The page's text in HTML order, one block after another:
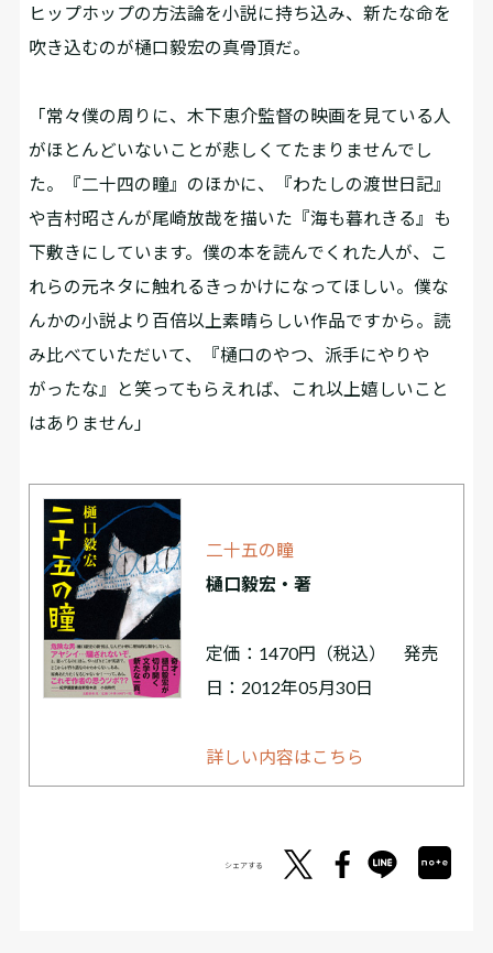
ヒップホップの方法論を小説に持ち込み、新たな命を
吹き込むのが樋口毅宏の真骨頂だ。
「常々僕の周りに、木下恵介監督の映画を見ている人
がほとんどいないことが悲しくてたまりませんでし
た。『二十四の瞳』のほかに、『わたしの渡世日記』
や吉村昭さんが尾崎放哉を描いた『海も暮れきる』も
下敷きにしています。僕の本を読んでくれた人が、こ
れらの元ネタに触れるきっかけになってほしい。僕な
んかの小説より百倍以上素晴らしい作品ですから。読
み比べていただいて、『樋口のやつ、派手にやりや
がったな』と笑ってもらえれば、これ以上嬉しいこと
はありません」
二十五の瞳
樋口毅宏・著
定価：1470円（税込） 発売
日：2012年05月30日
詳しい内容はこちら
シェアする